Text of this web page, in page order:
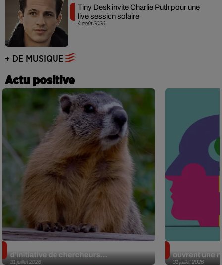
4 août 2026
Tiny Desk invite Charlie Puth pour une
live session solaire
+ DE MUSIQUE
Actu positive
31 juillet 2026
d’initiative de chercheurs...
31 juillet 2026
ouvrent une